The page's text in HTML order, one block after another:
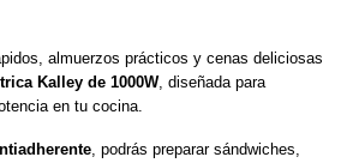
almuerzos prácticos y cenas deliciosas
Kalley de 1000W, diseñada para
en tu cocina.
, podrás preparar sándwiches,